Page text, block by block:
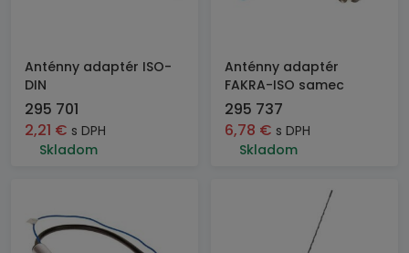
Anténny adaptér ISO-
DIN
295 701
2,21 € s DPH
Skladom
Anténny adaptér
FAKRA-ISO samec
295 737
6,78 € s DPH
Skladom